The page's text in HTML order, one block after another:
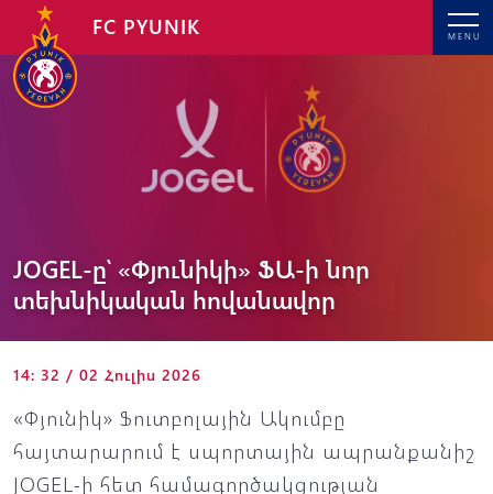
MENU
FC PYUNIK
JOGEL-ը՝ «Փյունիկի» ՖԱ-ի նոր
տեխնիկական հովանավոր
14: 32 / 02 Հուլիս 2026
«Փյունիկ» Ֆուտբոլային Ակումբը
հայտարարում է սպորտային ապրանքանիշ
JOGEL-ի հետ համագործակցության